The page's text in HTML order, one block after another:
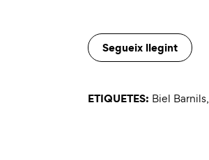
Segueix llegint
ETIQUETES: Biel Barnils,